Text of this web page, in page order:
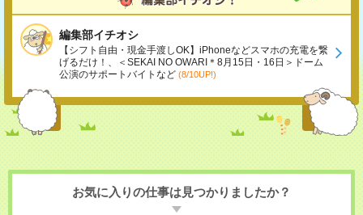
編集部イチオシ
【シフト自由・現金手渡しOK】iPhoneなどスマホの充電を繋
げるだけ！、＜SEKAI NO OWARI＊8月15日・16日＞ドーム
公演のサポートバイトなど (8/10UP!)
お気に入りの仕事は見つかりましたか？